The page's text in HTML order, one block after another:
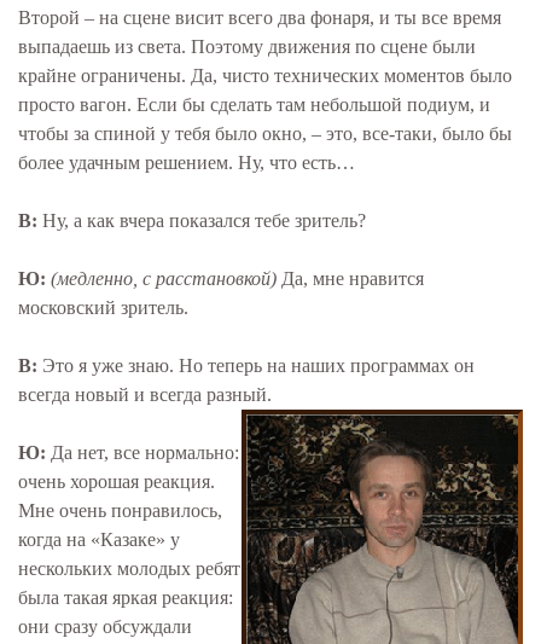
Второй – на сцене висит всего два фонаря, и ты все время
выпадаешь из света. Поэтому движения по сцене были
крайне ограничены. Да, чисто технических моментов было
просто вагон. Если бы сделать там небольшой подиум, и
чтобы за спиной у тебя было окно, – это, все-таки, было бы
более удачным решением. Ну, что есть…
В: Ну, а как вчера показался тебе зритель?
Ю: (медленно, с расстановкой) Да, мне нравится
московский зритель.
В: Это я уже знаю. Но теперь на наших программах он
всегда новый и всегда разный.
Ю: Да нет, все нормально:
очень хорошая реакция.
Мне очень понравилось,
когда на «Казаке» у
нескольких молодых ребят
была такая яркая реакция:
они сразу обсуждали